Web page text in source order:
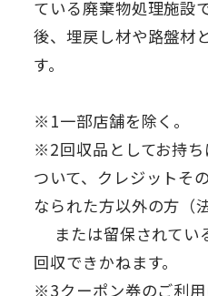
ている廃棄物処理施設
後、埋戻し材や路盤材
す。
※1一部店舗を除く。
※2回収品としてお持
ついて、クレジットそ
なられた方以外の方（
または留保されてい
回収できかねます。
※3クーポン券のご利